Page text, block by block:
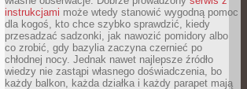
instrukcjami może wtedy stanowić wygodną pomoc
dla kogoś, kto chce szybko sprawdzić, kiedy
przesadzać sadzonki, jak nawozić pomidory albo
co zrobić, gdy bazylia zaczyna czernieć po
chłodnej nocy. Jednak nawet najlepsze źródło
wiedzy nie zastąpi własnego doświadczenia, bo
każdy balkon, każda działka i każdy parapet mają